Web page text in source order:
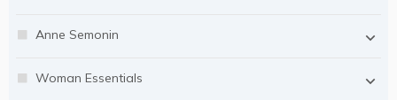
Anne Semonin
Woman Essentials